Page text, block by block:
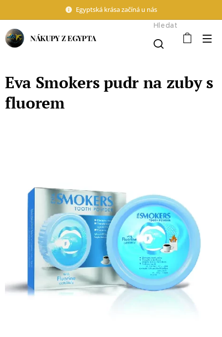
Egyptská krása začíná u nás
NÁKUPY Z EGYPTA
Hledat
Eva Smokers pudr na zuby s
fluorem